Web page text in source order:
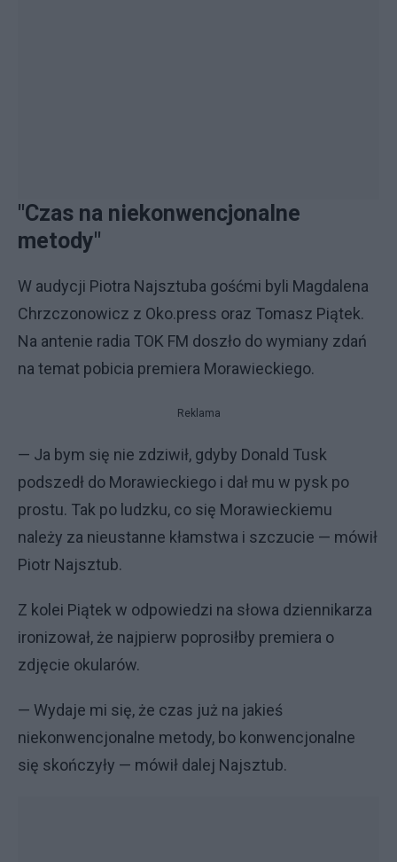
"Czas na niekonwencjonalne
metody"
W audycji Piotra Najsztuba gośćmi byli Magdalena
Chrzczonowicz z Oko.press oraz Tomasz Piątek.
Na antenie radia TOK FM doszło do wymiany zdań
na temat pobicia premiera Morawieckiego.
Reklama
— Ja bym się nie zdziwił, gdyby Donald Tusk
podszedł do Morawieckiego i dał mu w pysk po
prostu. Tak po ludzku, co się Morawieckiemu
należy za nieustanne kłamstwa i szczucie — mówił
Piotr Najsztub.
Z kolei Piątek w odpowiedzi na słowa dziennikarza
ironizował, że najpierw poprosiłby premiera o
zdjęcie okularów.
— Wydaje mi się, że czas już na jakieś
niekonwencjonalne metody, bo konwencjonalne
się skończyły — mówił dalej Najsztub.